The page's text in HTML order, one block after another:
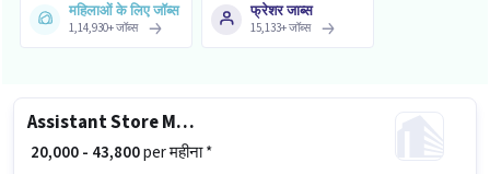
महिलाओं के लिए जॉब्स
1,14,930+जॉब्स
फ्रेशर जाब्स
15,133+जॉब्स
Assistant Store Manager
₹ 20,000 - 43,800per महीना *